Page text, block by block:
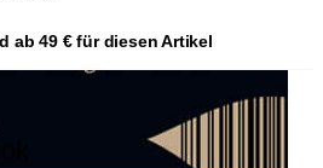
ab 49 € für diesen Artikel